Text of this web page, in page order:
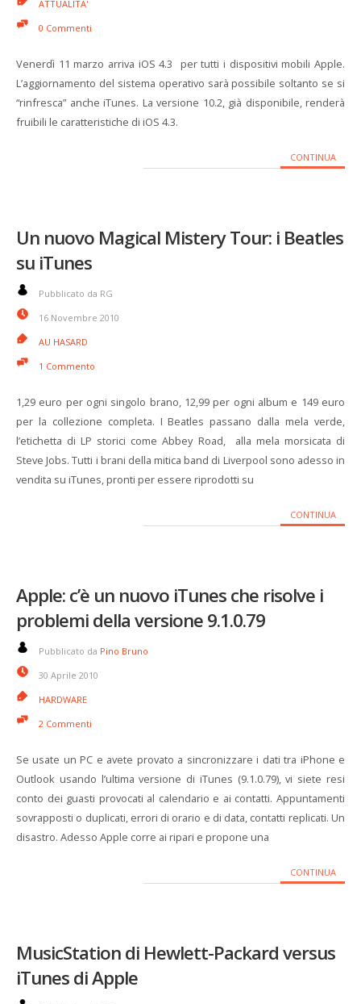
ATTUALITA'
0 Commenti
Venerdì 11 marzo arriva iOS 4.3 per tutti i dispositivi mobili Apple.
L’aggiornamento del sistema operativo sarà possibile soltanto se si
“rinfresca” anche iTunes. La versione 10.2, già disponibile, renderà
fruibili le caratteristiche di iOS 4.3.
CONTINUA
Un nuovo Magical Mistery Tour: i Beatles
su iTunes
Pubblicato da RG
16 Novembre 2010
AU HASARD
1 Commento
1,29 euro per ogni singolo brano, 12,99 per ogni album e 149 euro
per la collezione completa. I Beatles passano dalla mela verde,
l’etichetta di LP storici come Abbey Road, alla mela morsicata di
Steve Jobs. Tutti i brani della mitica band di Liverpool sono adesso in
vendita su iTunes, pronti per essere riprodotti su
CONTINUA
Apple: c’è un nuovo iTunes che risolve i
problemi della versione 9.1.0.79
Pubblicato da Pino Bruno
30 Aprile 2010
HARDWARE
2 Commenti
Se usate un PC e avete provato a sincronizzare i dati tra iPhone e
Outlook usando l’ultima versione di iTunes (9.1.0.79), vi siete resi
conto dei guasti provocati al calendario e ai contatti. Appuntamenti
sovrapposti o duplicati, errori di orario e di data, contatti replicati. Un
disastro. Adesso Apple corre ai ripari e propone una
CONTINUA
MusicStation di Hewlett-Packard versus
iTunes di Apple